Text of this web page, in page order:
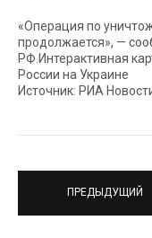
«Операция по
продолжается», —
РФ.Интерактивная
России на Украине
Источник: РИА
ПРЕДЫДУЩИЙ